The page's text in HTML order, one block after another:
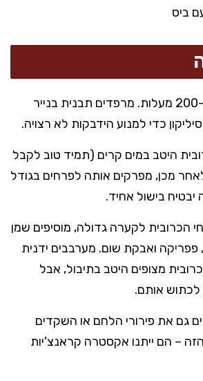
ביס
מחממים תנור ל-200 מעלות. מרפדים תבנית בנייר
כדי למנוע הידבקות לא רצויה.
היטב במים קרים (תמיד טוב לקבל
מכן, מפרקים אותה לפרחים בגודל
יבטיח בישול אחיד.
הכרובית לקערה גדולה, מוסיפים שמן
ואבקת שום. מערבבים ידנית
מצופים היטב בתיבול, אבל
לכתוש אותם.
גם את פירורי הלחם או השקדים
– הם ייתנו אקסטרה קראנצ'יות